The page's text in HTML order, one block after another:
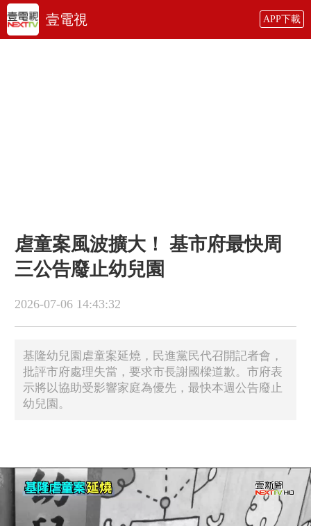
壹電視 APP下載
虐童案風波擴大！ 基市府最快周
三公告廢止幼兒園
2026-07-06 14:43:32
基隆幼兒園虐童案延燒，民進黨民代召開記者會，
批評市府處理失當，要求市長謝國樑道歉。市府表
示將以協助受影響家庭為優先，最快本週公告廢止
幼兒園。